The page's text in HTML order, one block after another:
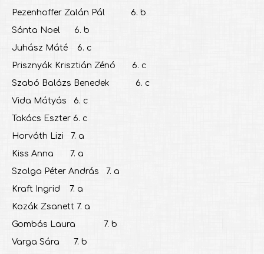
Pezenhoffer Zalán Pál 6. b
Sánta Noel 6. b
Juhász Máté 6. c
Prisznyák Krisztián Zénó 6. c
Szabó Balázs Benedek 6. c
Vida Mátyás 6. c
Takács Eszter 6. c
Horváth Lizi 7. a
Kiss Anna 7. a
Szolga Péter András 7. a
Kraft Ingrid 7. a
Kozák Zsanett 7. a
Gombás Laura 7. b
Varga Sára 7. b